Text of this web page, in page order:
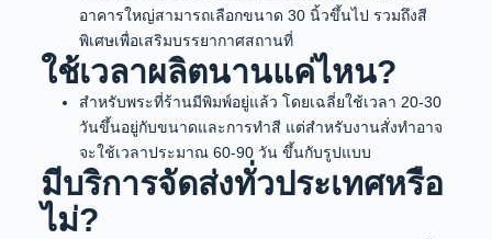
อาคารใหญ่สามารถเลือกขนาด 30 นิ้วขึ้นไป รวมถึงสี
พิเศษเพื่อเสริมบรรยากาศสถานที่
ใช้เวลาผลิตนานแค่ไหน?
สำหรับพระที่ร้านมีพิมพ์อยู่แล้ว โดยเฉลี่ยใช้เวลา 20-30
วันขึ้นอยู่กับขนาดและการทำสี แต่สำหรับงานสั่งทำอาจ
จะใช้เวลาประมาณ 60-90 วัน ขึ้นกับรูปแบบ
มีบริการจัดส่งทั่วประเทศหรือ
ไม่?